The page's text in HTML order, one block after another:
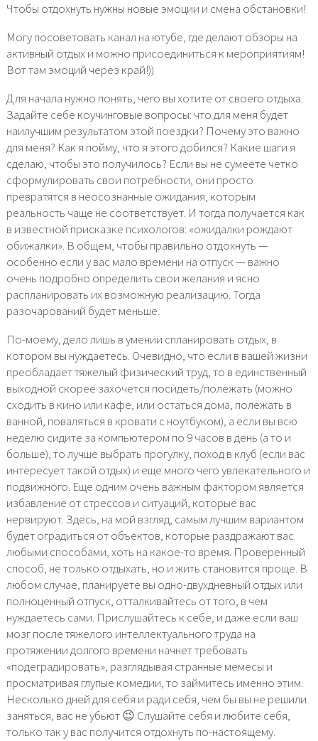
Чтобы отдохнуть нужны новые эмоции и смена обстановки!
Могу посоветовать канал на ютубе, где делают обзоры на
активный отдых и можно присоединиться к мероприятиям!
Вот там эмоций через край!))
Для начала нужно понять, чего вы хотите от своего отдыха.
Задайте себе коучинговые вопросы: что для меня будет
наилучшим результатом этой поездки? Почему это важно
для меня? Как я пойму, что я этого добился? Какие шаги я
сделаю, чтобы это получилось? Если вы не сумеете четко
сформулировать свои потребности, они просто
превратятся в неосознанные ожидания, которым
реальность чаще не соответствует. И тогда получается как
в известной присказке психологов: «ожидалки рождают
обижалки». В общем, чтобы правильно отдохнуть —
особенно если у вас мало времени на отпуск — важно
очень подробно определить свои желания и ясно
распланировать их возможную реализацию. Тогда
разочарований будет меньше.
По-моему, дело лишь в умении спланировать отдых, в
котором вы нуждаетесь. Очевидно, что если в вашей жизни
преобладает тяжелый физический труд, то в единственный
выходной скорее захочется посидеть/полежать (можно
сходить в кино или кафе, или остаться дома, полежать в
ванной, поваляться в кровати с ноутбуком), а если вы всю
неделю сидите за компьютером по 9 часов в день (а то и
больше), то лучше выбрать прогулку, поход в клуб (если вас
интересует такой отдых) и еще много чего увлекательного и
подвижного. Еще одним очень важным фактором является
избавление от стрессов и ситуаций, которые вас
нервируют. Здесь, на мой взгляд, самым лучшим вариантом
будет оградиться от объектов, которые раздражают вас
любыми способами, хоть на какое-то время. Проверенный
способ, не только отдыхать, но и жить становится проще. В
любом случае, планируете вы одно-двухдневный отдых или
полноценный отпуск, отталкивайтесь от того, в чем
нуждаетесь сами. Прислушайтесь к себе, и даже если ваш
мозг после тяжелого интеллектуального труда на
протяжении долгого времени начнет требовать
«подеградировать», разглядывая странные мемесы и
просматривая глупые комедии, то займитесь именно этим.
Несколько дней для себя и ради себя, чем бы вы не решили
заняться, вас не убьют 😉 Слушайте себя и любите себя,
только так у вас получится отдохнуть по-настоящему.